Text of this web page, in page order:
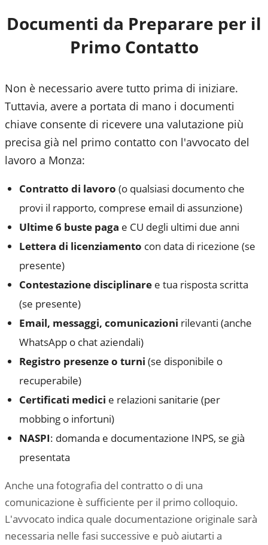
Documenti da Preparare per il
Primo Contatto
Non è necessario avere tutto prima di iniziare.
Tuttavia, avere a portata di mano i documenti
chiave consente di ricevere una valutazione più
precisa già nel primo contatto con l'avvocato del
lavoro a Monza:
Contratto di lavoro (o qualsiasi documento che
provi il rapporto, comprese email di assunzione)
Ultime 6 buste paga e CU degli ultimi due anni
Lettera di licenziamento con data di ricezione (se
presente)
Contestazione disciplinare e tua risposta scritta
(se presente)
Email, messaggi, comunicazioni rilevanti (anche
WhatsApp o chat aziendali)
Registro presenze o turni (se disponibile o
recuperabile)
Certificati medici e relazioni sanitarie (per
mobbing o infortuni)
NASPI: domanda e documentazione INPS, se già
presentata
Anche una fotografia del contratto o di una
comunicazione è sufficiente per il primo colloquio.
L'avvocato indica quale documentazione originale sarà
necessaria nelle fasi successive e può aiutarti a